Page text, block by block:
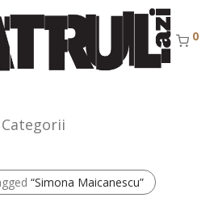
0
Categorii
“Simona Maicanescu”